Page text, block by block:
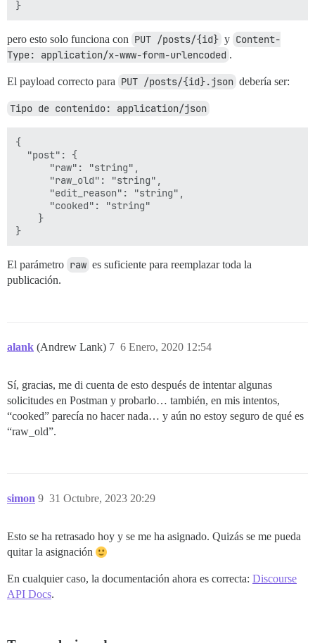
pero esto solo funciona con PUT /posts/{id} y Content-
Type: application/x-www-form-urlencoded .
El payload correcto para PUT /posts/{id}.json debería ser:
Tipo de contenido: application/json
{
  "post": {
      "raw": "string",
      "raw_old": "string",
      "edit_reason": "string",
      "cooked": "string"
    }
El parámetro raw es suficiente para reemplazar toda la
publicación.
alank (Andrew Lank) 6 Enero, 2020 12:54
7
Sí, gracias, me di cuenta de esto después de intentar algunas
solicitudes en Postman y probarlo… también, en mis intentos,
“cooked” parecía no hacer nada… y aún no estoy seguro de qué es
“raw_old”.
simon 31 Octubre, 2023 20:29
9
Esto se ha retrasado hoy y se me ha asignado. Quizás se me pueda
quitar la asignación
En cualquier caso, la documentación ahora es correcta: Discourse
API Docs.